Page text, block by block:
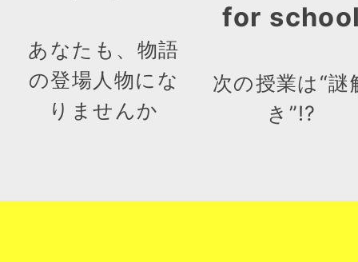
あなたも、物語
の登場人物にな
りませんか
for
次の授業は“謎
き”!?